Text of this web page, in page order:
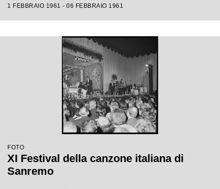
1 FEBBRAIO 1961 - 06 FEBBRAIO 1961
FOTO
XI Festival della canzone italiana di
Sanremo